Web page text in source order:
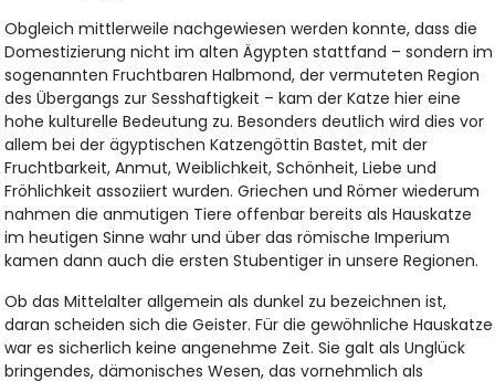
Obgleich mittlerweile nachgewiesen werden konnte, dass die
Domestizierung nicht im alten Ägypten stattfand – sondern im
sogenannten Fruchtbaren Halbmond, der vermuteten Region
des Übergangs zur Sesshaftigkeit – kam der Katze hier eine
hohe kulturelle Bedeutung zu. Besonders deutlich wird dies vor
allem bei der ägyptischen Katzengöttin Bastet, mit der
Fruchtbarkeit, Anmut, Weiblichkeit, Schönheit, Liebe und
Fröhlichkeit assoziiert wurden. Griechen und Römer wiederum
nahmen die anmutigen Tiere offenbar bereits als Hauskatze
im heutigen Sinne wahr und über das römische Imperium
kamen dann auch die ersten Stubentiger in unsere Regionen.
Ob das Mittelalter allgemein als dunkel zu bezeichnen ist,
daran scheiden sich die Geister. Für die gewöhnliche Hauskatze
war es sicherlich keine angenehme Zeit. Sie galt als Unglück
bringendes, dämonisches Wesen, das vornehmlich als